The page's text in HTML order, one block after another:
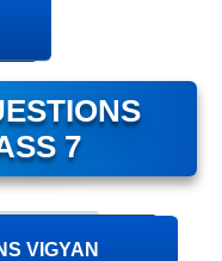
7
VIGYAN